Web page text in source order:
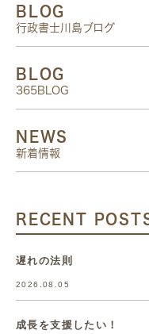
BLOG
行政書士川島ブログ
BLOG
365BLOG
NEWS
新着情報
RECENT
遅れの法則
2026.08.05
成長を支援したい！